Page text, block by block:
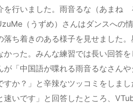
を行いました。雨音るな（あまね
（うずめ）さんはダンスへの
落ち着きのある様子を見せました
った。みんな練習では長い回答
「中国語が喋れる雨音るなさん
か？」と辛辣なツッコミをしま
いです」と回答したところ、